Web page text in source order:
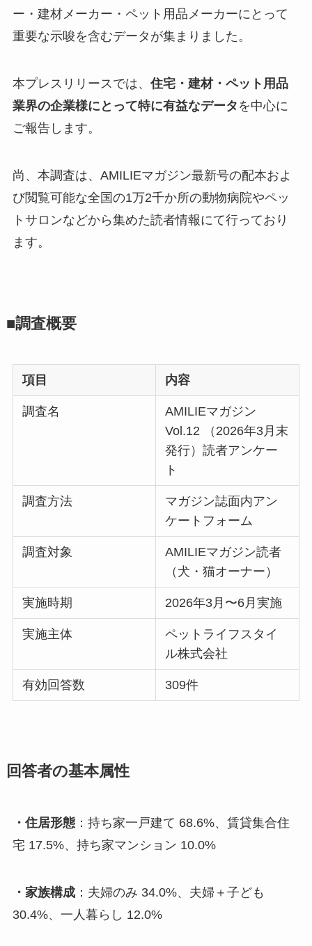
ー・建材メーカー・ペット用品メーカーにとって
重要な示唆を含むデータが集まりました。
本プレスリリースでは、 住宅・建材・ペット用品
業界の企業様にとって特に有益なデータ を中心に
ご報告します。
尚、本調査は、AMILIEマガジン最新号の配本およ
び閲覧可能な全国の1万2千か所の動物病院やペッ
トサロンなどから集めた読者情報にて行っており
ます。
■調査概要
項目 内容
調査名
AMILIEマガジン
Vol.12 （2026年3月末
発行）読者アンケー
ト
調査方法
マガジン誌面内アン
ケートフォーム
調査対象
AMILIEマガジン読者
（犬・猫オーナー）
実施時期 2026年3月〜6月実施
実施主体
ペットライフスタイ
ル株式会社
有効回答数 309件
回答者の基本属性
・住居形態：持ち家一戸建て 68.6%、賃貸集合住
宅 17.5%、持ち家マンション 10.0%
・家族構成：夫婦のみ 34.0%、夫婦＋子ども
30.4%、一人暮らし 12.0%